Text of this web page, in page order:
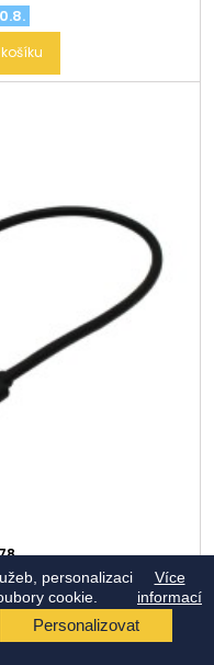
personalizaci
cookie.
Více
informací
Personalizovat
- USB-C
USB-C